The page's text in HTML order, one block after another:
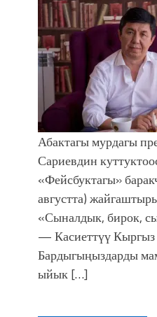
Абактагы мурдагы
Сариевдин
«Фейсбуктагы»
августта)
«Сыналдык, бирок,
— Касиеттүү Кыргыз
Бардыгыңыздарды
ыйык […]